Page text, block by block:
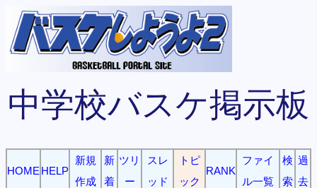
中学校バスケ掲示板
HOME HELP
新規
作成
新
着
ツリ
ー
スレ
ッド
トピ
ック
RANK
ファイ
ル一覧
検
索
過
去